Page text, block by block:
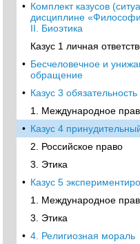
• Комплект казусов
дисциплине
II. Биоэтика
Казус 1 личная
• Бесчеловечное и
обращение
• Казус 3 обязательность
1. Международное
• Казус 4
2. Российское nраво
3. Этика
• Казус 5
1. Международное
3. Этика
• 4. Религиозная мораль